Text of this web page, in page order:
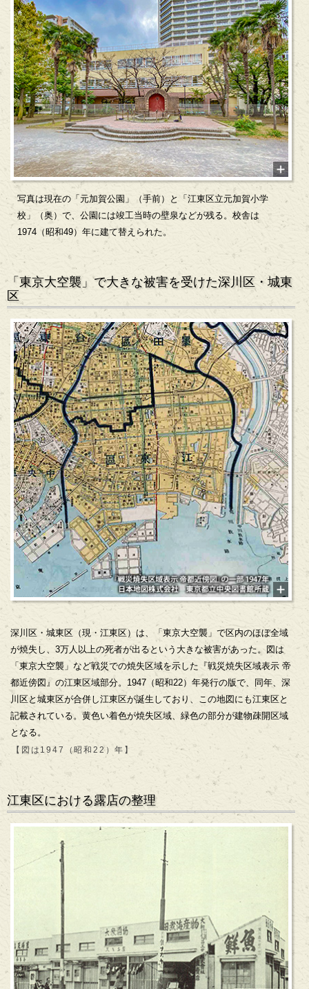
写真は現在の「元加賀公園」（手前）と「江東区立元加賀小学
校」（奥）で、公園には竣工当時の壁泉などが残る。校舎は
1974（昭和49）年に建て替えられた。
「東京大空襲」で大きな被害を受けた深川区・城東
区
深川区・城東区（現・江東区）は、「東京大空襲」で区内のほぼ全域
が焼失し、3万人以上の死者が出るという大きな被害があった。図は
「東京大空襲」など戦災での焼失区域を示した『戦災焼失区域表示 帝
都近傍図』の江東区域部分。1947（昭和22）年発行の版で、同年、深
川区と城東区が合併し江東区が誕生しており、この地図にも江東区と
記載されている。黄色い着色が焼失区域、緑色の部分が建物疎開区域
となる。
【図は1947（昭和22）年】
江東区における露店の整理